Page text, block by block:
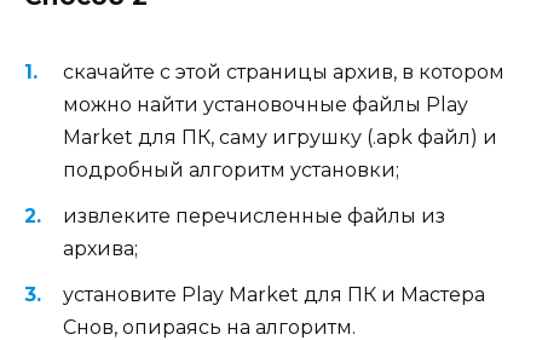
скачайте с этой страницы архив, в котором
можно найти установочные файлы Play
Market для ПК, саму игрушку (.apk файл) и
подробный алгоритм установки;
извлеките перечисленные файлы из
архива;
установите Play Market для ПК и Мастера
Снов, опираясь на алгоритм.